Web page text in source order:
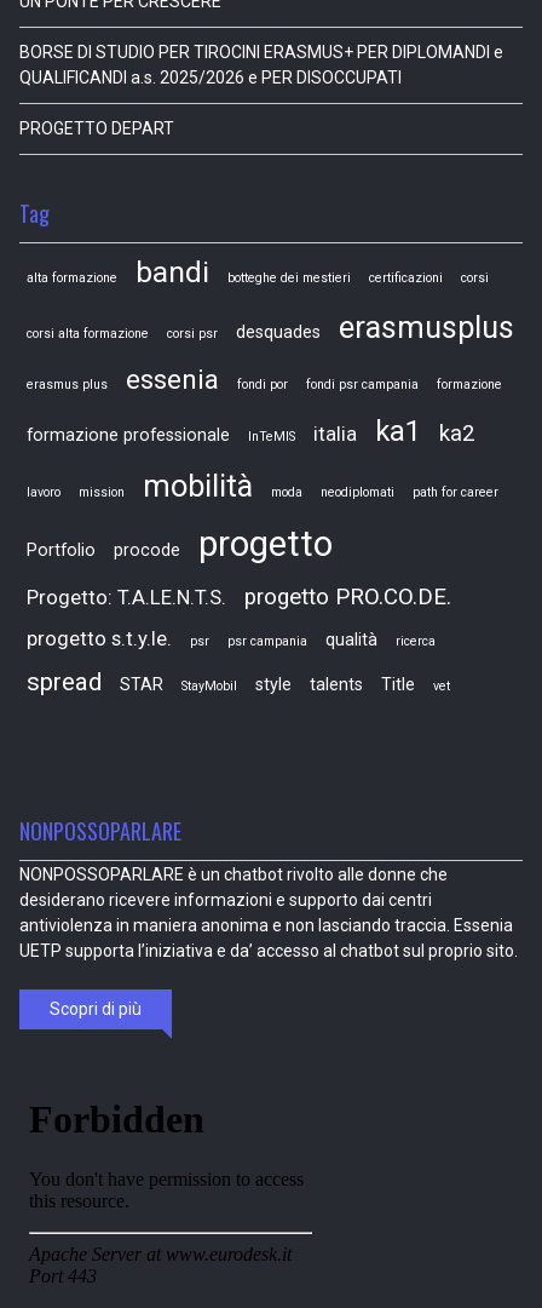
BORSE DI STUDIO PER TIROCINI ERASMUS+ PER DIPLOMANDI e
QUALIFICANDI a.s. 2025/2026 e PER DISOCCUPATI
PROGETTO DEPART
Tag
alta formazione bandi botteghe dei mestieri certificazioni corsi
corsi alta formazione corsi psr desquades erasmusplus
erasmus plus essenia fondi por fondi psr campania formazione
formazione professionale InTeMIS italia ka1 ka2
lavoro mission mobilità moda neodiplomati path for career
Portfolio procode progetto
Progetto: T.A.LE.N.T.S. progetto PRO.CO.DE.
progetto s.t.y.le. psr psr campania qualità ricerca
spread STAR StayMobil style talents Title vet
NONPOSSOPARLARE
NONPOSSOPARLARE è un chatbot rivolto alle donne che
desiderano ricevere informazioni e supporto dai centri
antiviolenza in maniera anonima e non lasciando traccia. Essenia
UETP supporta l’iniziativa e da’ accesso al chatbot sul proprio sito.
Scopri di più